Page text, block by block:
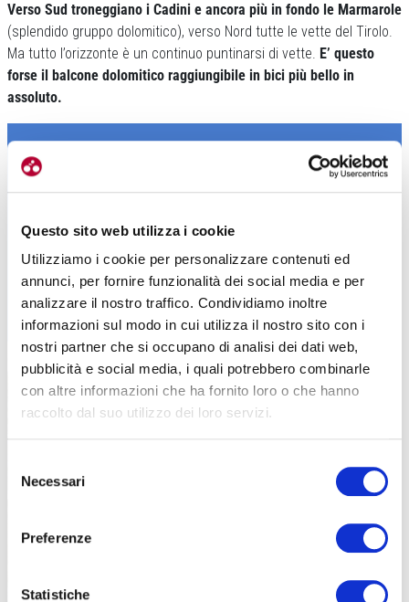
Questo sito web utilizza i cookie
Utilizziamo i cookie per personalizzare contenuti ed
annunci, per fornire funzionalità dei social media e per
analizzare il nostro traffico. Condividiamo inoltre
informazioni sul modo in cui utilizza il nostro sito con i
nostri partner che si occupano di analisi dei dati web,
pubblicità e social media, i quali potrebbero combinarle
con altre informazioni che ha fornito loro o che hanno
raccolto dal suo utilizzo dei loro servizi.
delNecessari
Preferenze
Statistiche
Verso Sud troneggiano i Cadini e ancora più in fondo le Marmarole
(splendido gruppo dolomitico), verso Nord tutte le vette del Tirolo.
Ma tutto l’orizzonte è un continuo puntinarsi di vette. E’ questo
forse il balcone dolomitico raggiungibile in bici più bello in
assoluto.